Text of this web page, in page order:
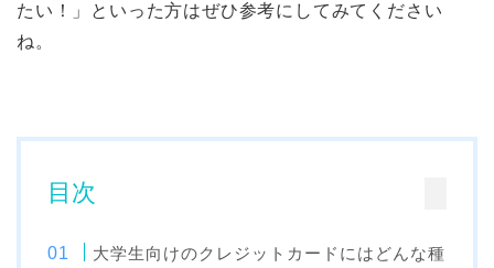
たい！」といった方はぜひ参考にしてみてください
ね。
目次
大学生向けのクレジットカードにはどんな種